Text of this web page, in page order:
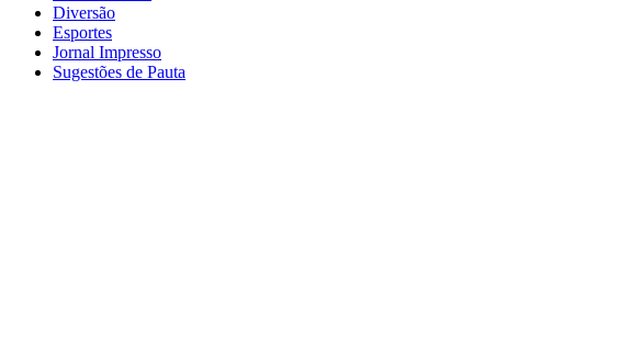
Diversão
Esportes
Jornal Impresso
Sugestões de Pauta